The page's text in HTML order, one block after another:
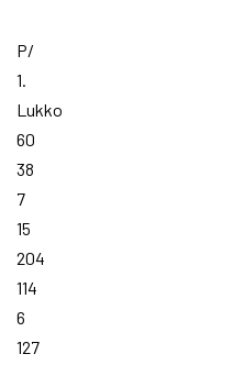
P/
1.
Lukko
60
38
7
15
204
114
6
127